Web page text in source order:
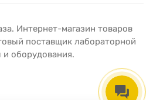
Интернет-магазин товаров
поставщик лабораторной
и оборудования.